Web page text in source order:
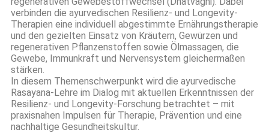
verbinden die ayurvedischen Resilienz- und Longevity-
Therapien eine individuell abgestimmte Ernährungstherapie
und den gezielten Einsatz von Kräutern, Gewürzen und
regenerativen Pflanzenstoffen sowie Ölmassagen, die
Gewebe, Immunkraft und Nervensystem gleichermaßen
stärken.
In diesem Themenschwerpunkt wird die ayurvedische
Rasayana-Lehre im Dialog mit aktuellen Erkenntnissen der
Resilienz- und Longevity-Forschung betrachtet – mit
praxisnahen Impulsen für Therapie, Prävention und eine
nachhaltige Gesundheitskultur.